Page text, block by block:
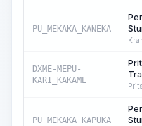
PU_MEKAKA_KANEKA
DXME-MEPU-
KARI_KAKAME
PU_MEKAKA_KAPUKA